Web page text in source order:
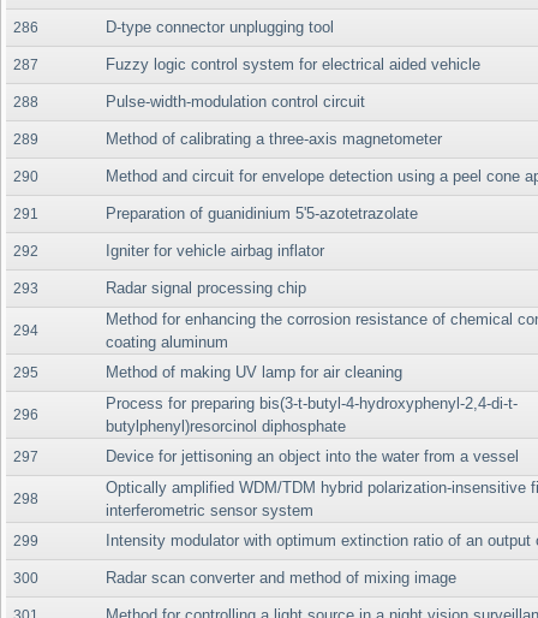
286 D-type connector unplugging tool
287 Fuzzy logic control system for electrical aided vehicle
288 Pulse-width-modulation control circuit
289 Method of calibrating a three-axis magnetometer
290 Method and circuit for envelope detection using a peel cone
291 Preparation of guanidinium 5'5-azotetrazolate
292 Igniter for vehicle airbag inflator
293 Radar signal processing chip
294
Method for enhancing the corrosion resistance of chemical
coating aluminum
295 Method of making UV lamp for air cleaning
296
Process for preparing bis(3-t-butyl-4-hydroxyphenyl-2,4-di-t-
butylphenyl)resorcinol diphosphate
297 Device for jettisoning an object into the water from a vessel
298
Optically amplified WDM/TDM hybrid polarization-insensitive
interferometric sensor system
299 Intensity modulator with optimum extinction ratio of an output
300 Radar scan converter and method of mixing image